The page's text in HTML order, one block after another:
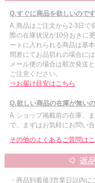
Q.すぐに商品を欲しいので
A.商品はご注文から2-3日で
際の在庫状況が10分おきに
ートに入れられる商品は基
間差にてお品切れの場合に
メール便の場合は順次発送
ご注意ください。
⇒お届け目安はこちら
Q.欲しい商品の在庫が無い
A.ショップ掲載前の在庫、
で、まずはお気軽にお問い合
その他のよくあるご質問は
・商品到着後3営業日以内に